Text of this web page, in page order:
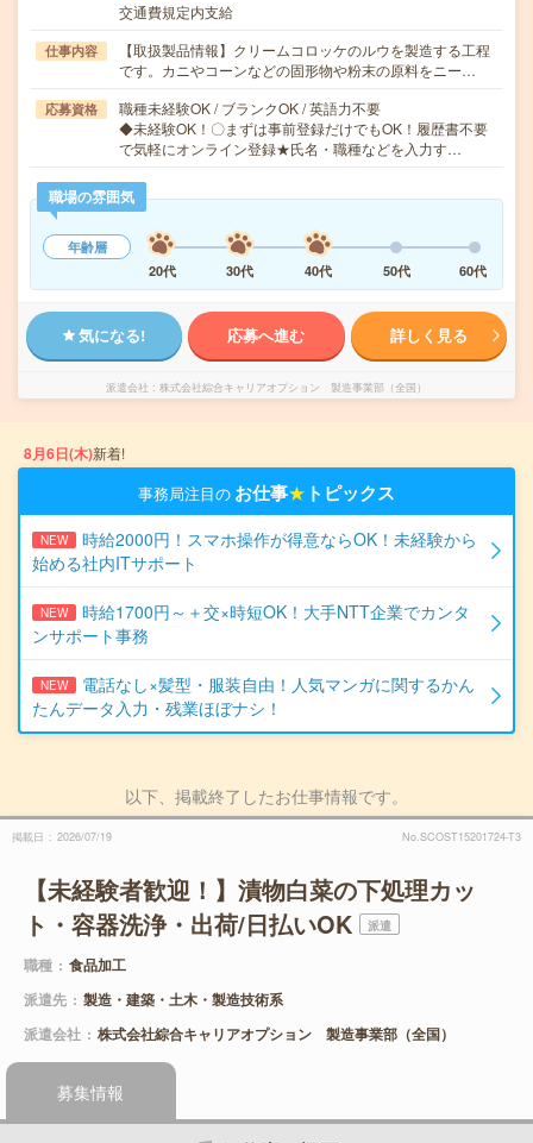
交通費規定内支給
仕事内容
【取扱製品情報】クリームコロッケのルウを製造する工程
です。カニやコーンなどの固形物や粉末の原料をニー…
応募資格
職種未経験OK / ブランクOK / 英語力不要
◆未経験OK！〇まずは事前登録だけでもOK！履歴書不要
で気軽にオンライン登録★氏名・職種などを入力す…
職場の雰囲気
年齢層
20代
30代 40代 50代 60代
気になる! 応募へ進む 詳しく見る
派遣会社 株式会社綜合キャリアオプション 製造事業部（全国）
8月6日(木)新着!
事務局注目の お仕事★ トピックス
NEW
時給2000円！スマホ操作が得意ならOK！未経験から
始める社内ITサポート
NEW
時給1700円～＋交×時短OK！大手NTT企業でカンタ
ンサポート事務
NEW
電話なし×髪型・服装自由！人気マンガに関するかん
たんデータ入力・残業ほぼナシ！
以下、掲載終了したお仕事情報です。
掲載日 2026/07/19 No.SCOST15201724-T3
【未経験者歓迎！】漬物白菜の下処理カッ
ト・容器洗浄・出荷/日払いOK
派遣
職種
食品加工
派遣先
製造・建築・土木・製造技術系
派遣会社
株式会社綜合キャリアオプション 製造事業部（全国）
募集情報